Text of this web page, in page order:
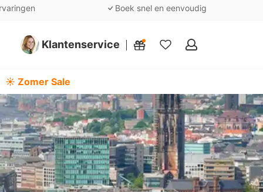
Boek snel en eenvoudig
Klantenservice
Mijn
☀️ Zomer Sale